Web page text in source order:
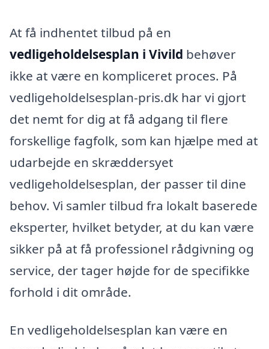
At få indhentet tilbud på en
vedligeholdelsesplan i Vivild behøver
ikke at være en kompliceret proces. På
vedligeholdelsesplan-pris.dk har vi gjort
det nemt for dig at få adgang til flere
forskellige fagfolk, som kan hjælpe med at
udarbejde en skræddersyet
vedligeholdelsesplan, der passer til dine
behov. Vi samler tilbud fra lokalt baserede
eksperter, hvilket betyder, at du kan være
sikker på at få professionel rådgivning og
service, der tager højde for de specifikke
forhold i dit område.
En vedligeholdelsesplan kan være en